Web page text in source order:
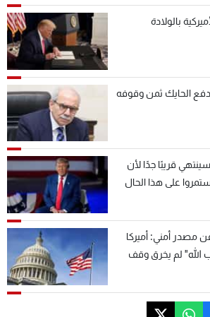
بالولادة
الحايك ثمن وقوفه
قريبًا جدًا لأن
على هذا الحال
عن مصدر أمني: أميركا
الله" لم يخرق وقف